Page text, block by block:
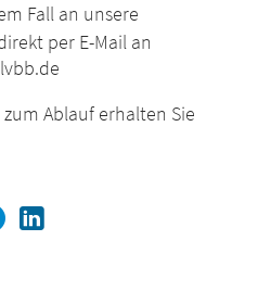
Fall an unsere
per E-Mail an
Ablauf erhalten Sie